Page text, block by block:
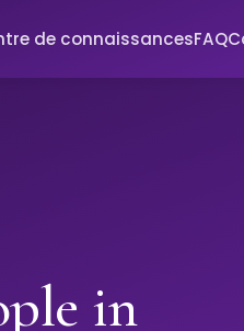
de connaissancesFAQ
in